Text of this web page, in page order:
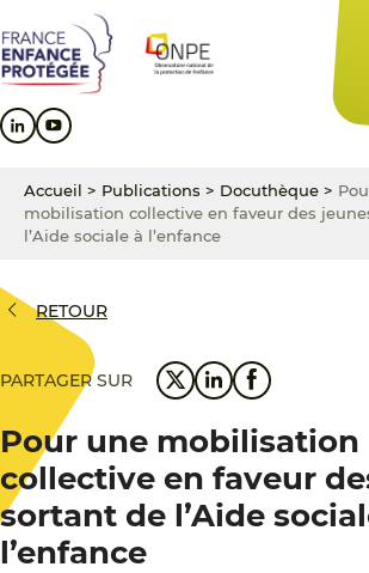
au
contenu
principal
au
menu
principal
au
pied
de
Accueil > Publications > Docuthèque >
mobilisation collective en faveur des
l’Aide sociale à l’enfance
RETOUR
PARTAGER SUR
Pour une mobilisation
collective en faveur
sortant de l’Aide
l’enfance